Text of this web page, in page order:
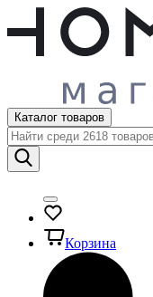
Каталог товаров
Корзина